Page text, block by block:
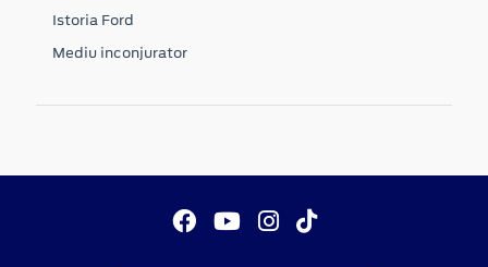
Istoria Ford
Mediu inconjurator